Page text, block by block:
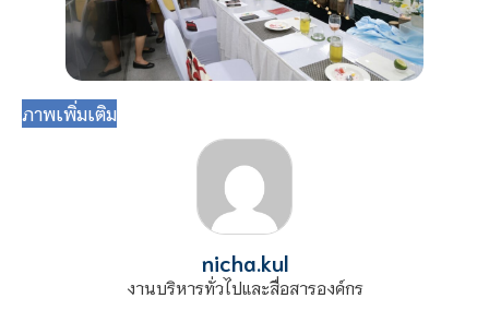
ภาพเพิ่มเติม
nicha.kul
งานบริหารทั่วไปและสื่อสารองค์กร